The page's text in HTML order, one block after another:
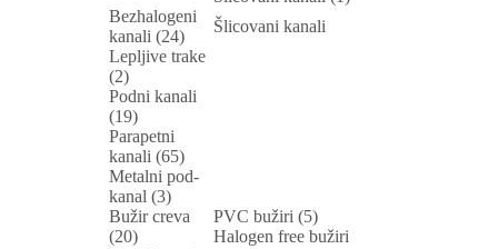
Bezhalogeni
kanali (24)
Šlicovani kanali
Lepljive trake
(2)
Podni kanali
(19)
Parapetni
kanali (65)
Metalni pod-
kanal (3)
Bužir creva
(20)
PVC bužiri (5)
Halogen free bužiri